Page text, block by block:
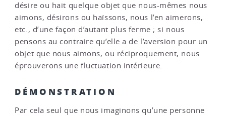
désire ou hait quelque objet que nous-mêmes nous
aimons, désirons ou haïssons, nous l’en aimerons,
etc., d’une façon d’autant plus ferme ; si nous
pensons au contraire qu’elle a de l’aversion pour un
objet que nous aimons, ou réciproquement, nous
éprouverons une fluctuation intérieure.
DÉMONSTRATION
Par cela seul que nous imaginons qu’une personne